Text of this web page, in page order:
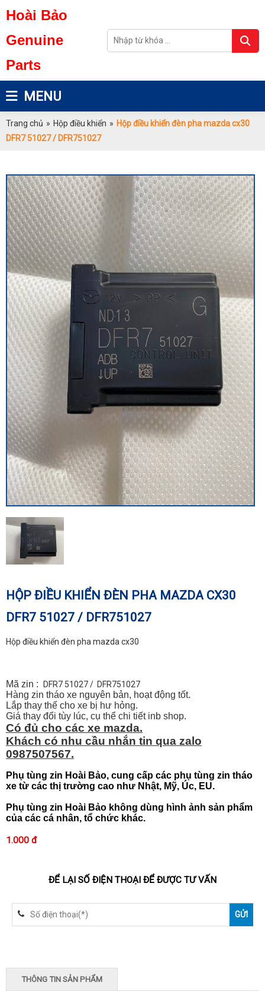
Hoài Bảo
Genuine
Parts
MENU
Trang chủ » Hộp điều khiển » Hộp điều khiển đèn pha mazda cx30
DFR7 51027 / DFR751027
HỘP ĐIỀU KHIỂN ĐÈN PHA MAZDA CX30
DFR7 51027 / DFR751027
Hộp điều khiển đèn pha mazda cx30
Mã zin : DFR7 51027 / DFR751027
Hàng zin tháo xe nguyên bản, hoạt động tốt.
Lắp thay thế cho xe bị hư hỏng.
Giá thay đổi tùy lúc, cụ thể chi tiết inb shop.
Có đủ cho các xe mazda.
Khách có nhu cầu nhắn tin qua zalo
0987507567.
Phụ tùng zin Hoài Bảo, cung cấp các phụ tùng zin tháo
xe từ các thị trường cao như Nhật, Mỹ, Úc, EU.
Phụ tùng zin Hoài Bảo không dùng hình ảnh sản phẩm
của các cá nhân, tổ chức khác.
1.000 đ
ĐỂ LẠI SỐ ĐIỆN THOẠI ĐỂ ĐƯỢC TƯ VẤN
THÔNG TIN SẢN PHẨM